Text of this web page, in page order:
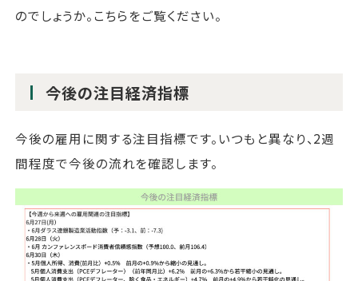
のでしょうか。こちらをご覧ください。
今後の注目経済指標
今後の雇用に関する注目指標です。いつもと異なり、2週
間程度で今後の流れを確認します。